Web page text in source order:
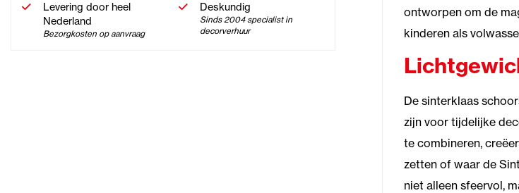
Levering door heel
Nederland
Bezorgkosten op aanvraag
Deskundig
Sinds 2004 specialist in
decorverhuur
ontworpen om de
kinderen als
De sinterklaas
zijn voor tijdelijke
te combineren,
zetten of waar de
niet alleen sfeervol,